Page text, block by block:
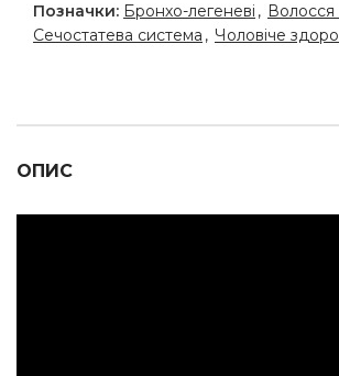
Позначки: Бронхо-легеневі , Волосся
Сечостатева система , Чоловіче
ОПИС